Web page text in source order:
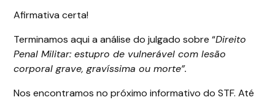
Afirmativa certa!
Terminamos aqui a análise do julgado sobre “Direito
Penal Militar: estupro de vulnerável com lesão
corporal grave, gravíssima ou morte”.
Nos encontramos no próximo informativo do STF. Até